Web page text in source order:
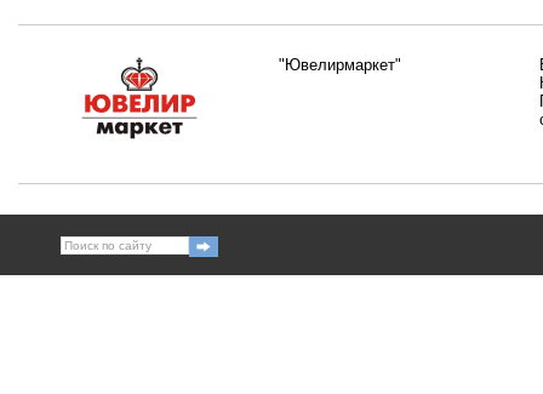
"Ювелирмаркет"